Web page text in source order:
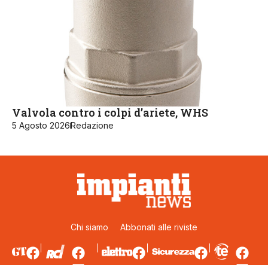
Valvola contro i colpi d’ariete, WHS
5 Agosto 2026 Redazione
Chi siamo Abbonati alle riviste